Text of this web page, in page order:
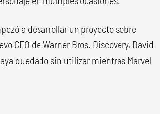
a desarrollar un proyecto sobre
CEO de Warner Bros. Discovery, David
quedado sin utilizar mientras Marvel